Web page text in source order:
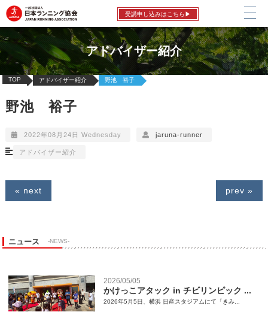
受講申し込みはこちら▶
アドバイザー紹介
TOP アドバイザー紹介 野池 裕子
野池 裕子
2022年08月24日 Wednesday jaruna-runner
アドバイザー紹介
« next prev »
ニュース -NEWS-
2026/05/05
かけっこアタック in チビリンピック ...
2026年5月5日、横浜 日産スタジアムにて「きみ...